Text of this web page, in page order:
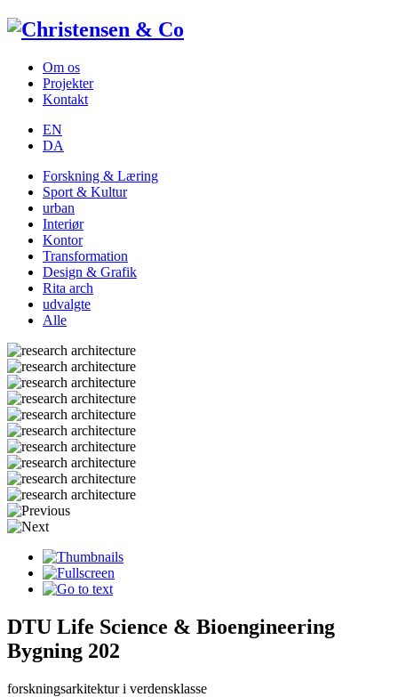
Om os
Projekter
Kontakt
EN
DA
Forskning & Læring
Sport & Kultur
urban
Interiør
Kontor
Transformation
Design & Grafik
Rita arch
udvalgte
Alle
DTU Life Science & Bioengineering
Bygning 202
forskningsarkitektur i verdensklasse